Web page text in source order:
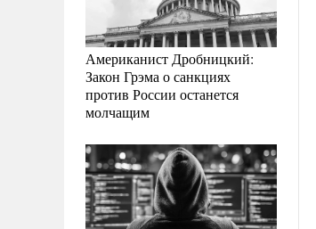
Американист Дробницкий:
Закон Грэма о санкциях
против России останется
молчащим